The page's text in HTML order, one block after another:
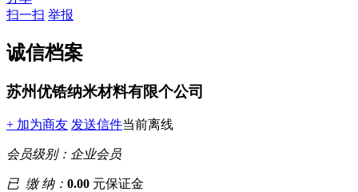
扫一扫 举报
诚信档案
苏州优锆纳米材料有限个公司
+ 加为商友 发送信件当前离线
会员级别： 企业会员
已 缴 纳： 0.00 元保证金